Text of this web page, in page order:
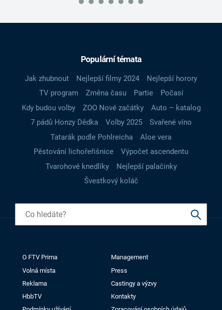
Populární témata
Jak zhubnout Nejlepší filmy 2024
Nejlepší horory
TV program
Změna času Partie
Počasí
Kdy budou volby
ZOO Nové začátky
Auto – katalog
7 pádů Honzy Dědka
Volby 2025
Svařené víno
Tatarák podle Pohlreicha
Aloe vera
Pěstování lichořeřišnice
Výpočet ascendentu
Tvarohové knedlíky
Nejlepší palačinky
Švestkový koláč
O FTV Prima
Management
Volná místa
Press
Reklama
Castingy a výzvy
HbbTV
Kontakty